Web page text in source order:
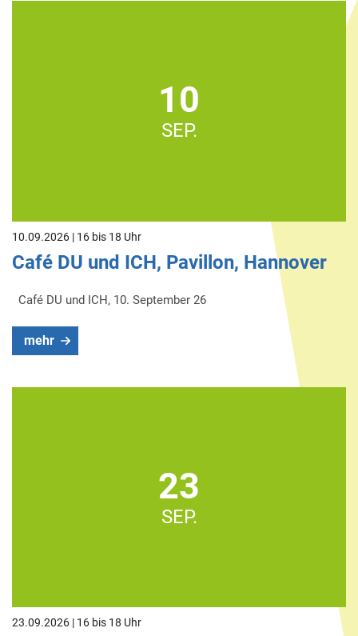
10
SEP.
10.09.2026 | 16 bis 18 Uhr
Café DU und ICH, Pavillon, Hannover
Café DU und ICH, 10. September 26
mehr
23
SEP.
23.09.2026 | 16 bis 18 Uhr